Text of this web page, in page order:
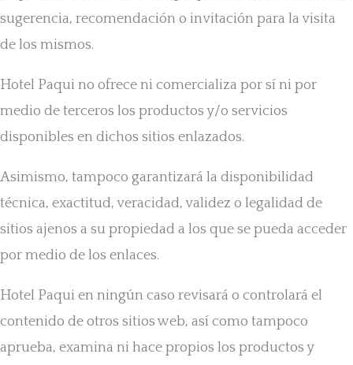
sugerencia, recomendación o invitación para la visita
de los mismos.
Hotel Paqui no ofrece ni comercializa por sí ni por
medio de terceros los productos y/o servicios
disponibles en dichos sitios enlazados.
Asimismo, tampoco garantizará la disponibilidad
técnica, exactitud, veracidad, validez o legalidad de
sitios ajenos a su propiedad a los que se pueda acceder
por medio de los enlaces.
Hotel Paqui en ningún caso revisará o controlará el
contenido de otros sitios web, así como tampoco
aprueba, examina ni hace propios los productos y